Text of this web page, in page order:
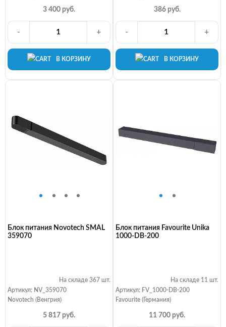
3 400 руб.
В КОРЗИНУ
- +
386 руб.
В КОРЗИНУ
- +
Блок питания Novotech SMAL
359070
На складе 367 шт.
Артикул: NV_359070
Novotech (Венгрия)
5 817 руб.
Блок питания Favourite Unika
1000-DB-200
На складе 11 шт.
Артикул: FV_1000-DB-200
Favourite (Германия)
11 700 руб.